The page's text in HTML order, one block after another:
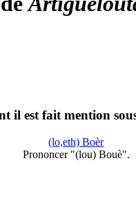
il est fait mention
(lo,eth) Boèr
Prononcer "(lou) Bouè".